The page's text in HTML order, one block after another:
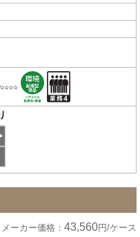
メーカー価格： 43,560円/ケース